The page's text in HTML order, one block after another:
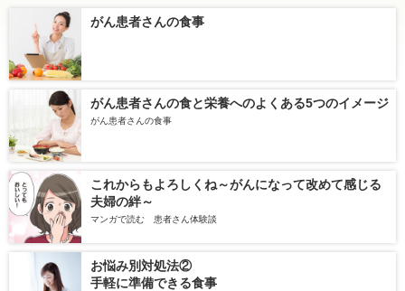
がん患者さんの食事
がん患者さんの食と栄養へのよくある5つのイメージ
がん患者さんの食事
これからもよろしくね～がんになって改めて感じる
夫婦の絆～
マンガで読む 患者さん体験談
お悩み別対処法②
手軽に準備できる食事